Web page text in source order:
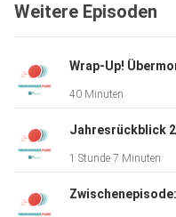
Weitere Episoden
40 Minuten
1 Stunde 7 Minuten